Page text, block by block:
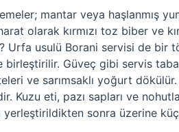
mantar veya haşlanmış
olarak kırmızı toz biber ve
Urfa usulü Borani servisi de bir
birleştirilir. Güveç gibi servis
ve sarımsaklı yoğurt
Kuzu eti, pazı sapları ve
sonra üzerine